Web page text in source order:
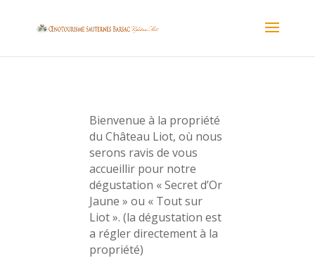
Bienvenue à la propriété
du Château Liot, où nous
serons ravis de vous
accueillir pour notre
dégustation « Secret d’Or
Jaune » ou « Tout sur
Liot ». (la dégustation est
a régler directement à la
propriété)